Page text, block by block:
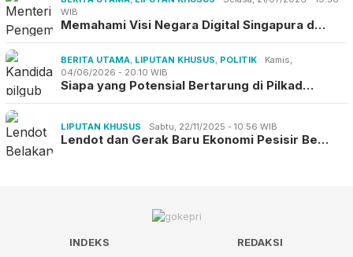
WIB
Memahami Visi Negara Digital Singapura d…
BERITA UTAMA LIPUTAN KHUSUS POLITIK
Kamis,
04/06/2026 - 20:10 WIB
Siapa yang Potensial Bertarung di Pilkad…
LIPUTAN KHUSUS Sabtu, 22/11/2025 - 10:56 WIB
Lendot dan Gerak Baru Ekonomi Pesisir Be…
INDEKS
REDAKSI